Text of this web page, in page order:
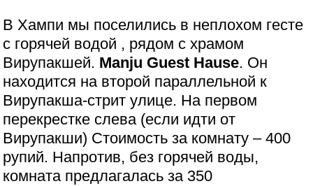
В Хампи мы поселились в неплохом гесте
с горячей водой , рядом с храмом
Вирупакшей. Manju Guest Hause. Он
находится на второй параллельной к
Вирупакша-стрит улице. На первом
перекрестке слева (если идти от
Вирупакши) Стоимость за комнату – 400
рупий. Напротив, без горячей воды,
комната предлагалась за 350